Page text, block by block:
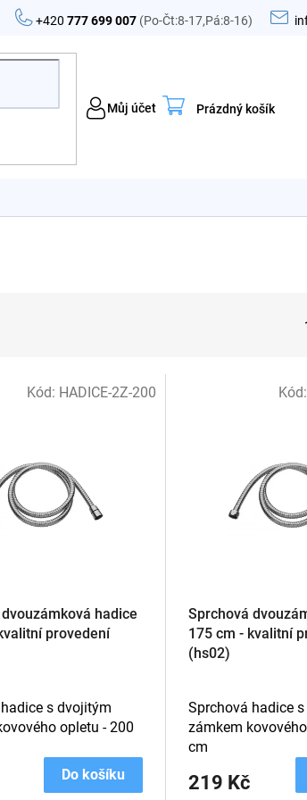
+420777 699 007 (Po-Čt:8-17,Pá:8-16)
Můj účet
Nákupní
Prázdný košík
hadice
provedení
Do košíku
s dvojitým
opletu - 200
Kód: HADICE-2Z-200
Sprchová
175 cm - kvalitní
(hs02)
219 Kč
Sprchová hadice
zámkem
cm
Kód: